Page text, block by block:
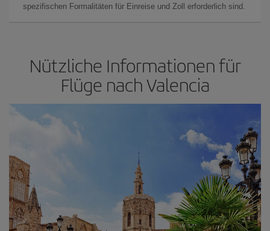
spezifischen Formalitäten für Einreise und Zoll erforderlich sind.
Nützliche Informationen für
Flüge nach Valencia